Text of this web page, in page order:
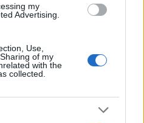
my
Advertising.
Use,
of my
with the
collected.
Vannacci potrebbe fare
è una media
nazionali, costruita
dei campioni,